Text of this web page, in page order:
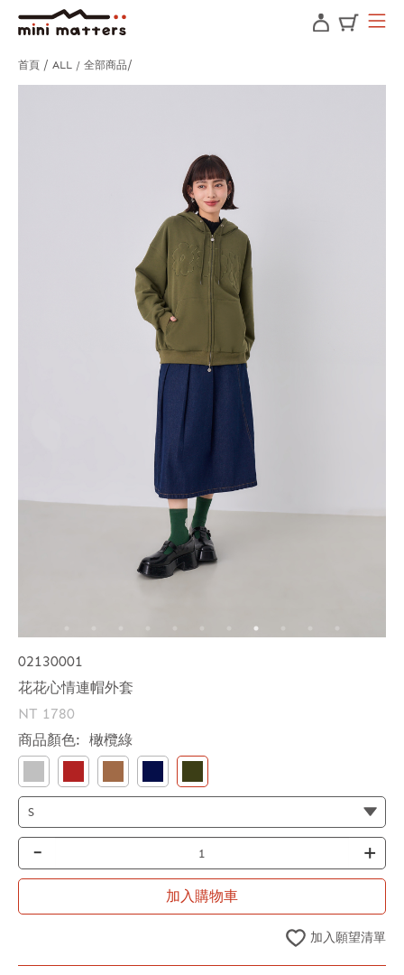
首頁 ALL / 全部商品
02130001
花花心情連帽外套
NT 1780
商品顏色: 橄欖綠
- +
加入購物車
加入願望清單